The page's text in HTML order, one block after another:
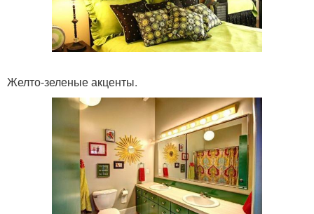
Желто-зеленые акценты.